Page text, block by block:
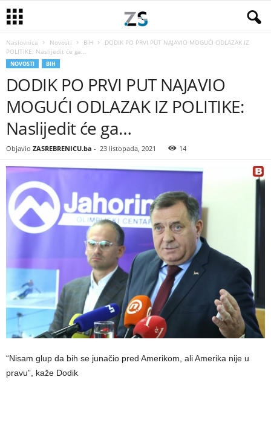
Naslovnica Novosti BiH
DODIK PO PRVI PUT NAJAVIO MOGUĆI ODLAZAK IZ
POLITIKE: Naslijedit će ga…
NOVOSTI BIH
DODIK PO PRVI PUT NAJAVIO
MOGUĆI ODLAZAK IZ POLITIKE:
Naslijedit će ga…
Objavio ZASREBRENICU.ba - 23 listopada, 2021 14
“Nisam glup da bih se junačio pred Amerikom, ali Amerika nije u
pravu”, kaže Dodik